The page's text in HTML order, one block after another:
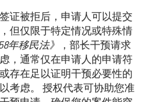
证被拒后，申请人可以提交
但仅限于特定情况或特殊情
年移民法》
，部长干预请求
，通常仅在申请人的申请符
存在足以证明干预必要性的
考虑。 授权代表可协助您准